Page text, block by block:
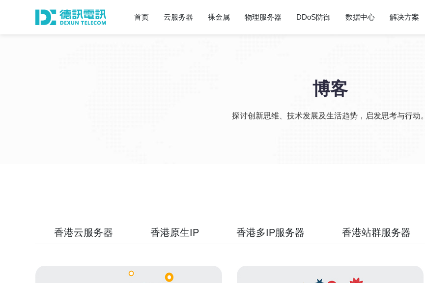
首页 云服务器 裸金属 物理服务器 DDoS防御 数据中心 解决方案
博客
探讨创新思维、技术发展及生活趋势，启发思考与行动。
香港云服务器 香港原生IP 香港多IP服务器 香港站群服务器